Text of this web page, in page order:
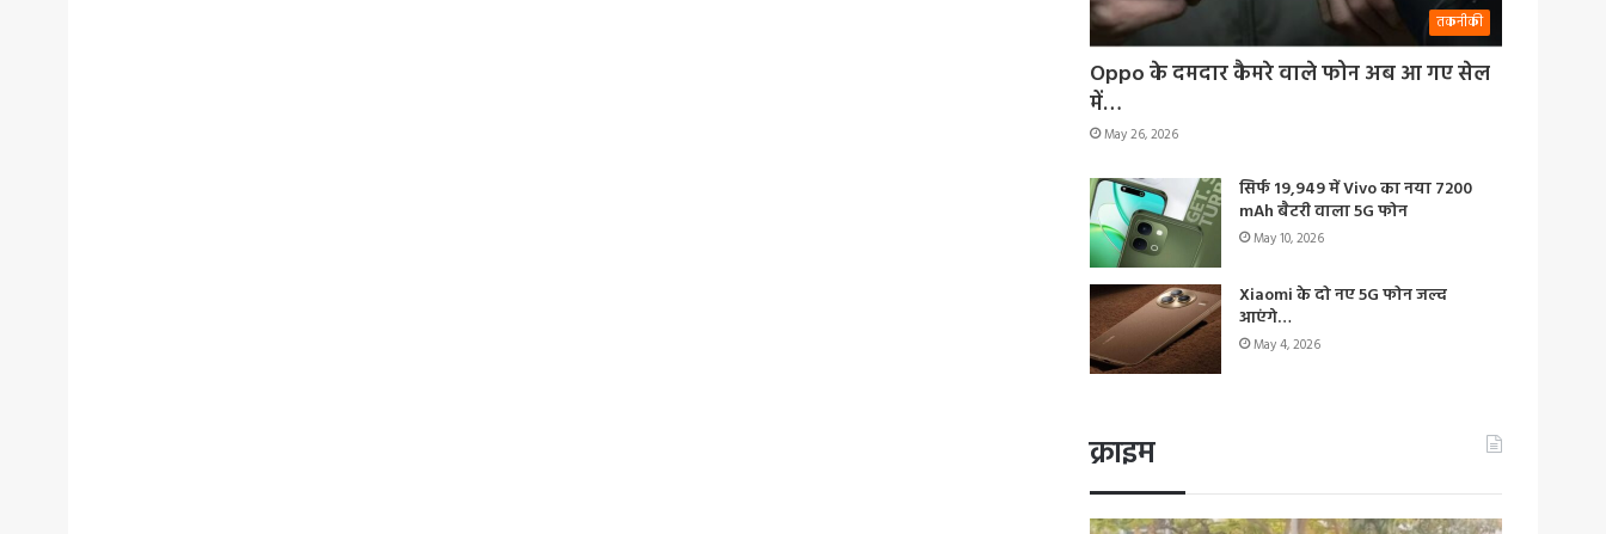
तकनीकी
Oppo के दमदार कैमरे वाले फोन अब आ गए सेल
में…
May 26, 2026
सिर्फ 19,949 में Vivo का नया 7200
mAh बैटरी वाला 5G फोन
May 10, 2026
Xiaomi के दो नए 5G फोन जल्द
आएंगे…
May 4, 2026
क्राइम